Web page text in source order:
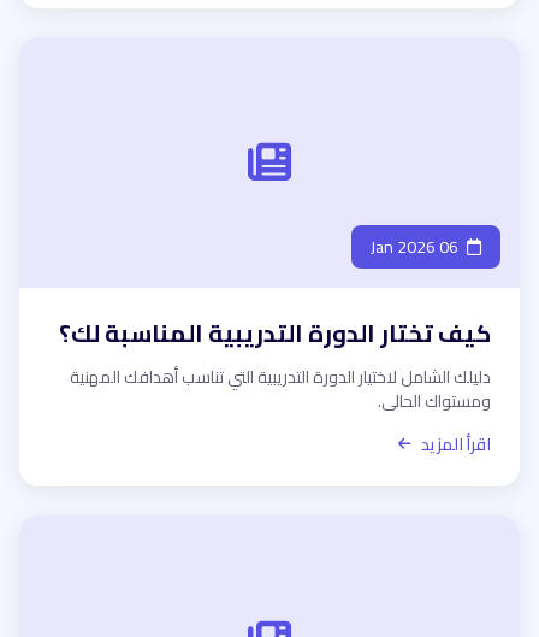
كيف تختار الدورة التدريبية المناسبة لك؟
دليلك الشامل لاختيار الدورة التدريبية التي تناسب أهدافك المهنية
ومستواك الحالي.
اقرأ المزيد